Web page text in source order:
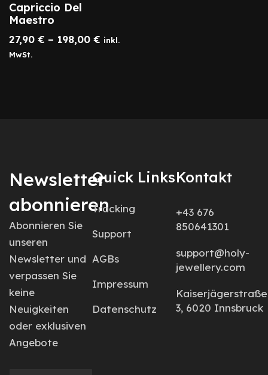
Capriccio Del
Maestro
27,90 € – 198,00 € inkl.
MwSt.
Newsletter
abonnieren
Abonnieren Sie
unseren
Newsletter und
verpassen Sie
keine
Neuigkeiten
oder exklusiven
Angebote
Quick Links
Tracking
Support
AGBs
Impressum
Datenschutz
Kontakt
+43 676
850641301
support@holy-
jewellery.com
Kaiserjägerstraße
3, 6020 Innsbruck